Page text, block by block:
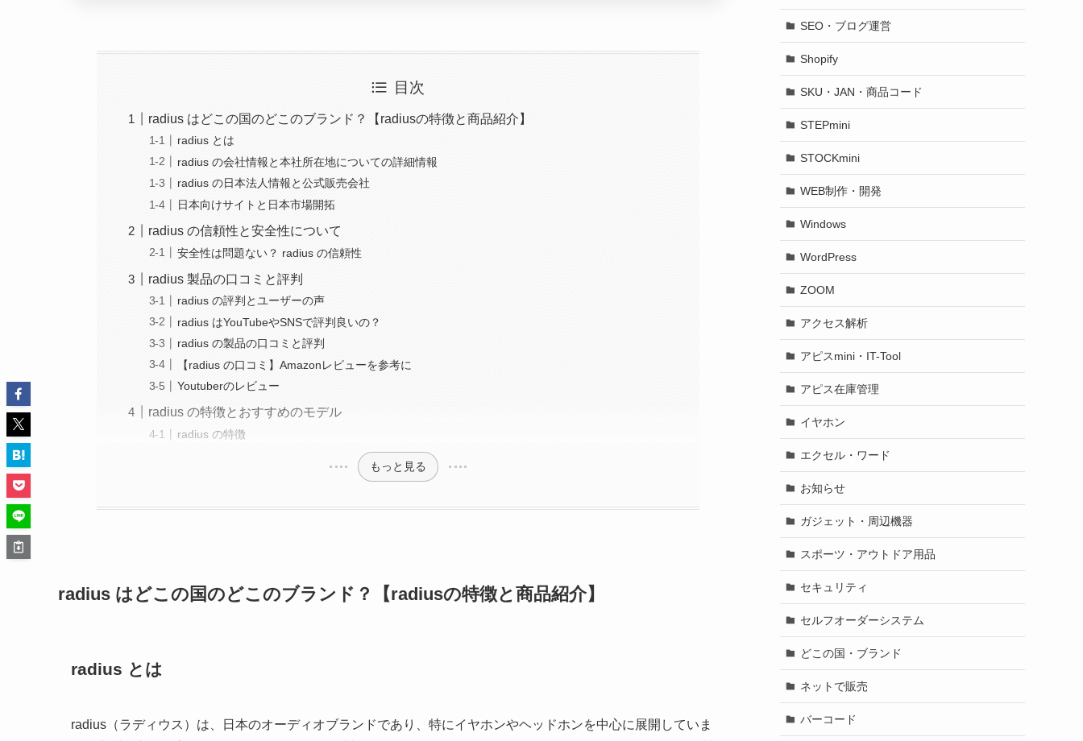
目次
radius はどこの国のどこのブランド？【radiusの特徴と商品紹介】
radius とは
radius の会社情報と本社所在地についての詳細情報
radius の日本法人情報と公式販売会社
日本向けサイトと日本市場開拓
radius の信頼性と安全性について
安全性は問題ない？ radius の信頼性
radius 製品の口コミと評判
radius の評判とユーザーの声
radius はYouTubeやSNSで評判良いの？
radius の製品の口コミと評判
【radius の口コミ】Amazonレビューを参考に
Youtuberのレビュー
radius の特徴とおすすめのモデル
radius の特徴
もっと見る
radius はどこの国のどこのブランド？【radiusの特徴と商品紹介】
radius とは
radius（ラディウス）は、日本のオーディオブランドであり、特にイヤホンやヘッドホンを中心に展開していま
SEO・ブログ運営
Shopify
SKU・JAN・商品コード
STEPmini
STOCKmini
WEB制作・開発
Windows
WordPress
ZOOM
アクセス解析
アピスmini・IT-Tool
アピス在庫管理
イヤホン
エクセル・ワード
お知らせ
ガジェット・周辺機器
スポーツ・アウトドア用品
セキュリティ
セルフオーダーシステム
どこの国・ブランド
ネットで販売
バーコード